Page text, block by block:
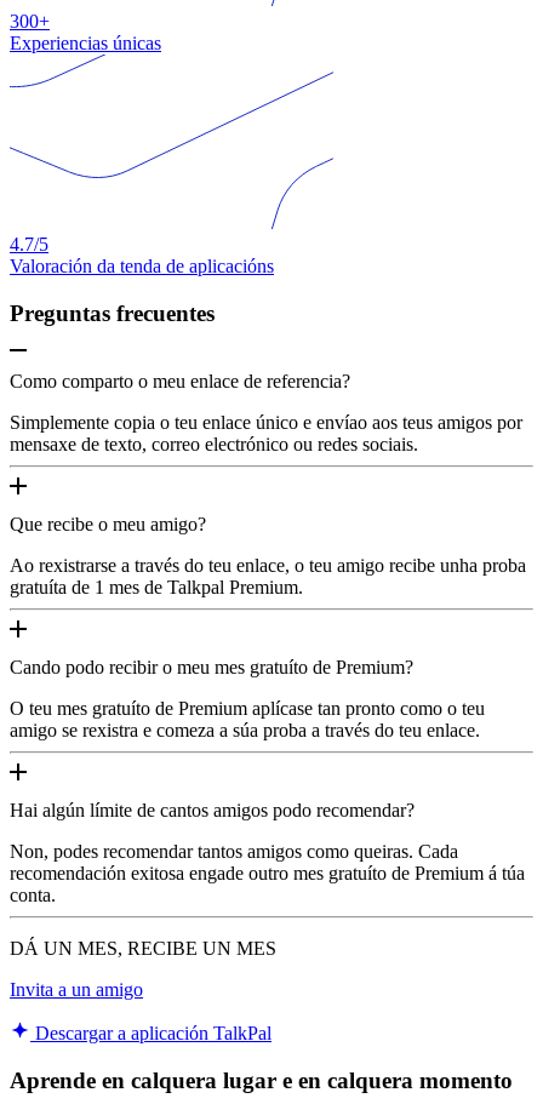
300+
Experiencias únicas
4.7/5
Valoración da tenda de aplicacións
Preguntas frecuentes
Como comparto o meu enlace de referencia?
Simplemente copia o teu enlace único e envíao aos teus amigos por
mensaxe de texto, correo electrónico ou redes sociais.
Que recibe o meu amigo?
Ao rexistrarse a través do teu enlace, o teu amigo recibe unha proba
gratuíta de 1 mes de Talkpal Premium.
Cando podo recibir o meu mes gratuíto de Premium?
O teu mes gratuíto de Premium aplícase tan pronto como o teu
amigo se rexistra e comeza a súa proba a través do teu enlace.
Hai algún límite de cantos amigos podo recomendar?
Non, podes recomendar tantos amigos como queiras. Cada
recomendación exitosa engade outro mes gratuíto de Premium á túa
conta.
DÁ UN MES, RECIBE UN MES
Invita a un amigo
Descargar a aplicación TalkPal
Aprende en calquera lugar e en calquera momento